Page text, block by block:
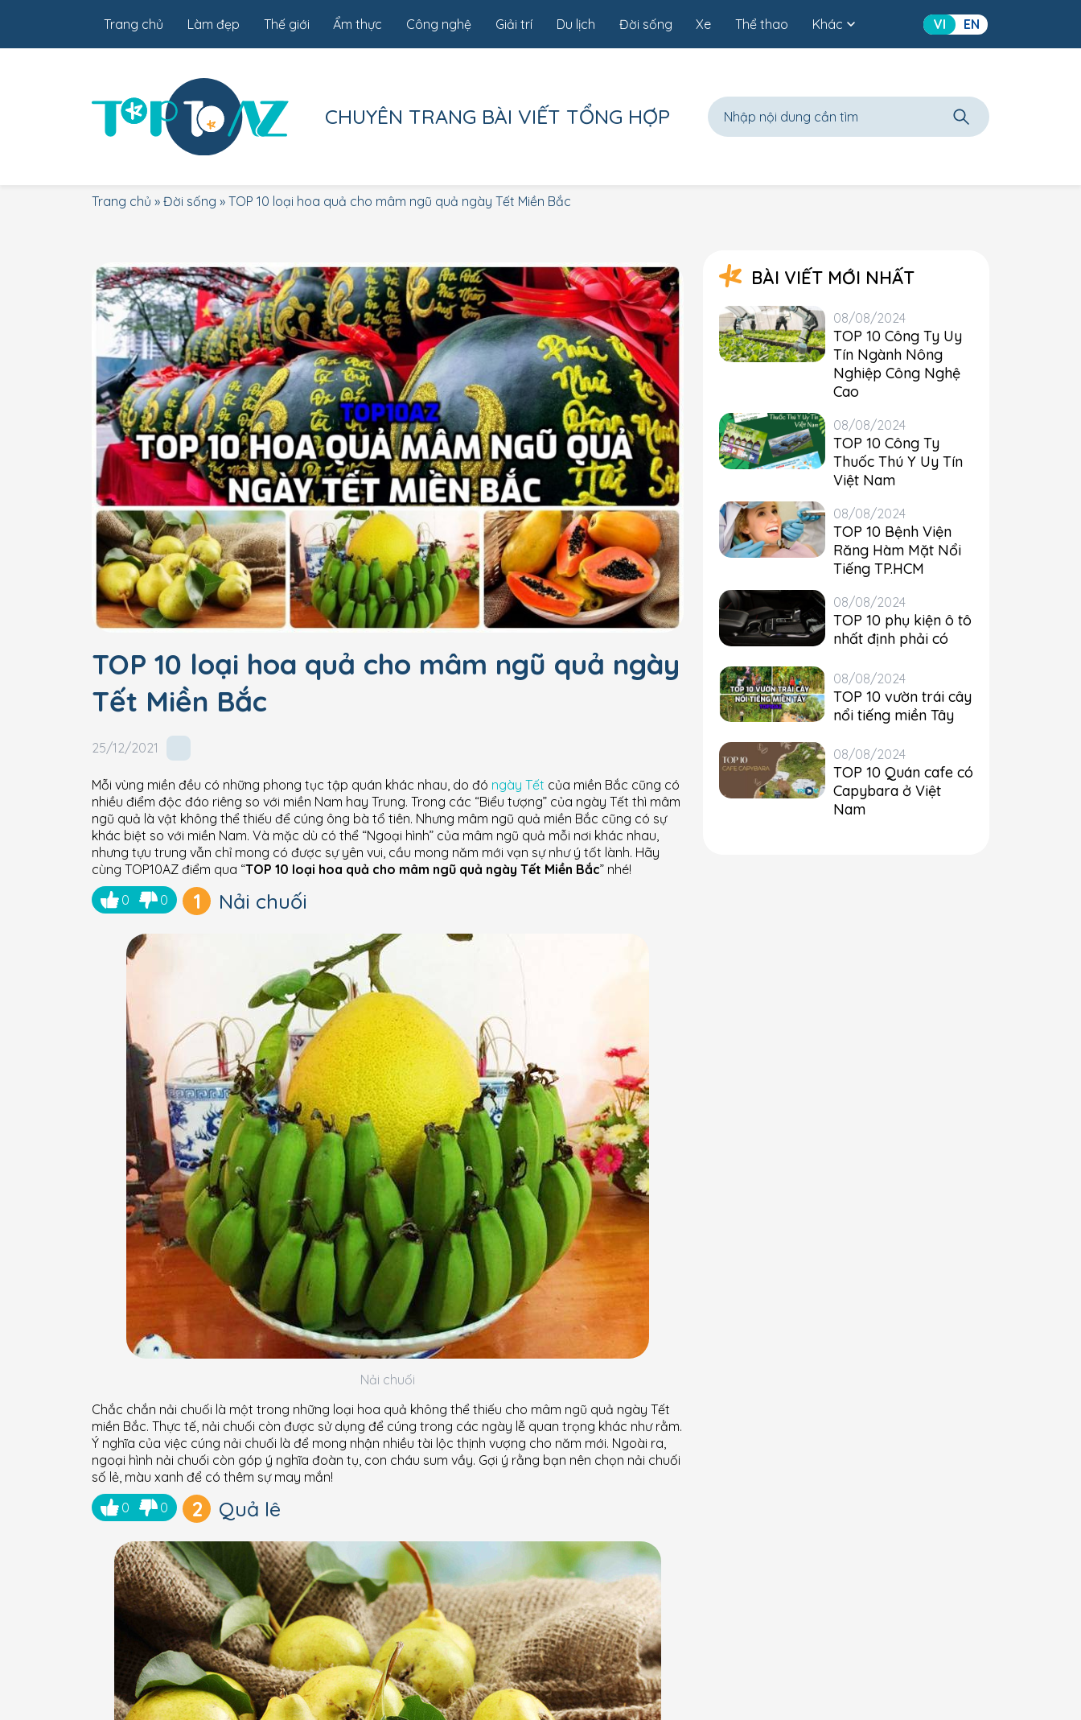
Trang chủ Làm đẹp Thế giới Ẩm thực Công nghệ Giải trí Du lịch Đời sống Xe Thể thao Khác VI EN
CHUYÊN TRANG BÀI VIẾT TỔNG HỢP
Trang chủ » Đời sống » TOP 10 loại hoa quả cho mâm ngũ quả ngày Tết Miền Bắc
TOP 10 loại hoa quả cho mâm ngũ quả ngày
Tết Miền Bắc
25/12/2021
Mỗi vùng miền đều có những phong tục tập quán khác nhau, do đó ngày Tết của miền Bắc cũng có
nhiều điểm độc đáo riêng so với miền Nam hay Trung. Trong các “Biểu tượng” của ngày Tết thì mâm
ngũ quả là vật không thể thiếu để cúng ông bà tổ tiên. Nhưng mâm ngũ quả miền Bắc cũng có sự
khác biệt so với miền Nam. Và mặc dù có thể “Ngoại hình” của mâm ngũ quả mỗi nơi khác nhau,
nhưng tựu trung vẫn chỉ mong có được sự yên vui, cầu mong năm mới vạn sự như ý tốt lành. Hãy
cùng TOP10AZ điểm qua “TOP 10 loại hoa quả cho mâm ngũ quả ngày Tết Miền Bắc” nhé!
0
0 1 Nải chuối
Nải chuối
Chắc chắn nải chuối là một trong những loại hoa quả không thể thiếu cho mâm ngũ quả ngày Tết
miền Bắc. Thực tế, nải chuối còn được sử dụng để cúng trong các ngày lễ quan trọng khác như rằm.
Ý nghĩa của việc cúng nải chuối là để mong nhận nhiều tài lộc thịnh vượng cho năm mới. Ngoài ra,
ngoại hình nải chuối còn góp ý nghĩa đoàn tụ, con cháu sum vầy. Gợi ý rằng bạn nên chọn nải chuối
số lẻ, màu xanh để có thêm sự may mắn!
0
0 2 Quả lê
BÀI VIẾT MỚI NHẤT
08/08/2024
TOP 10 Công Ty Uy
Tín Ngành Nông
Nghiệp Công Nghệ
Cao
08/08/2024
TOP 10 Công Ty
Thuốc Thú Y Uy Tín
Việt Nam
08/08/2024
TOP 10 Bệnh Viện
Răng Hàm Mặt Nổi
Tiếng TP.HCM
08/08/2024
TOP 10 phụ kiện ô tô
nhất định phải có
08/08/2024
TOP 10 vườn trái cây
nổi tiếng miền Tây
08/08/2024
TOP 10 Quán cafe có
Capybara ở Việt
Nam